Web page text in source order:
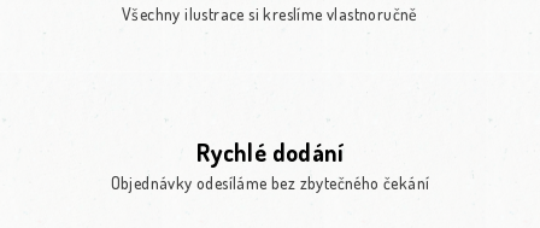
Všechny ilustrace si kreslíme vlastnoručně
Rychlé dodání
Objednávky odesíláme bez zbytečného čekání